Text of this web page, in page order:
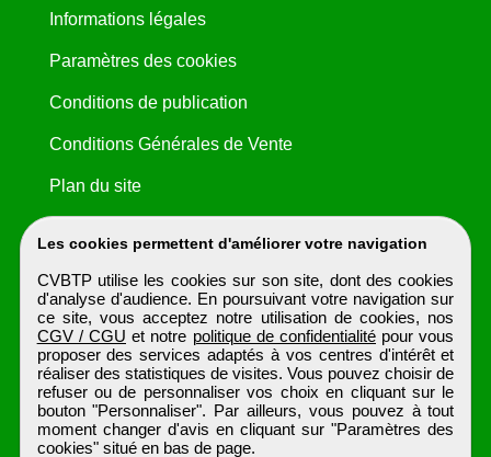
Les cookies permettent d'améliorer votre navigation
CVBTP utilise les cookies sur son site, dont des cookies
d'analyse d'audience. En poursuivant votre navigation sur
ce site, vous acceptez notre utilisation de cookies, nos
CGV / CGU et notre politique de confidentialité pour vous
proposer des services adaptés à vos centres d'intérêt et
réaliser des statistiques de visites. Vous pouvez choisir de
refuser ou de personnaliser vos choix en cliquant sur le
bouton "Personnaliser". Par ailleurs, vous pouvez à tout
moment changer d'avis en cliquant sur "Paramètres des
cookies" situé en bas de page.
Informations légales
Paramètres des cookies
Conditions de publication
Conditions Générales de Vente
Plan du site